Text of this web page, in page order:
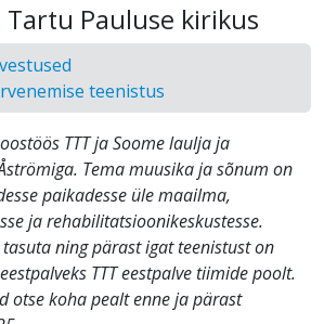
Pauluse kirikus
teenistus
TTT ja Soome laulja ja
Tema muusika ja sõnum on
paikadesse üle maailma,
ja rehabilitatsioonikeskustesse.
ning pärast igat teenistust on
TTT eestpalve tiimide poolt.
otse koha pealt enne ja pärast